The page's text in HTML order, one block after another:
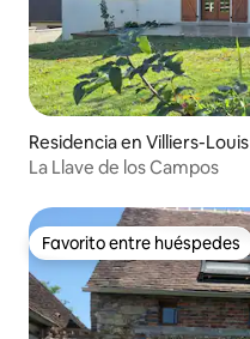
Residencia en Villiers-Louis
La Llave de los Campos
Favorito entre huéspedes
Favorito entre huéspedes